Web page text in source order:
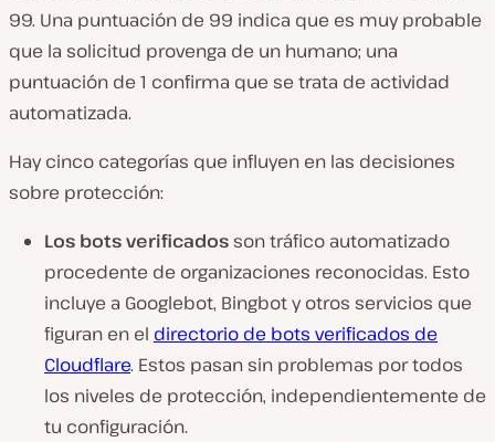
99. Una puntuación de 99 indica que es muy probable
que la solicitud provenga de un humano; una
puntuación de 1 confirma que se trata de actividad
automatizada.
Hay cinco categorías que influyen en las decisiones
sobre protección:
Los bots verificados son tráfico automatizado
procedente de organizaciones reconocidas. Esto
incluye a Googlebot, Bingbot y otros servicios que
figuran en el directorio de bots verificados de
Cloudflare. Estos pasan sin problemas por todos
los niveles de protección, independientemente de
tu configuración.